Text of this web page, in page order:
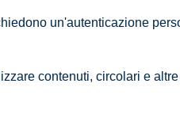
un'autenticazione
contenuti, circolari e